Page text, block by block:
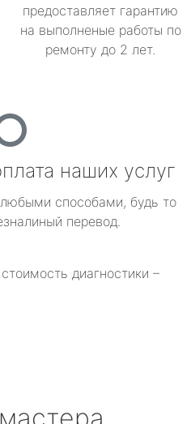
предоставляет гарантию
на выполненые работы по
ремонту до 2 лет.
наших услуг
способами, будь то
перевод.
диагностики –